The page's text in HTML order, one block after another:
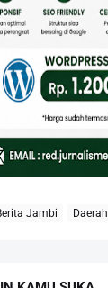
Jambi Daerah